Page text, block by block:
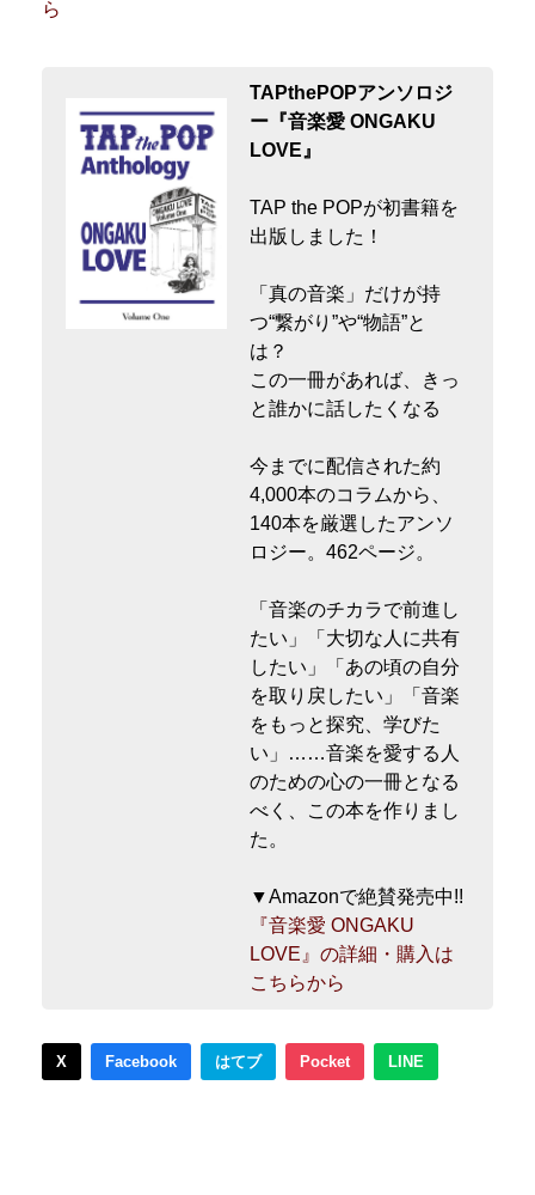
ら
TAPthePOPアンソロジ
ー『音楽愛 ONGAKU
LOVE』
TAP the POPが初書籍を
出版しました！
「真の音楽」だけが持
つ“繋がり”や“物語”と
は？
この一冊があれば、きっ
と誰かに話したくなる
今までに配信された約
4,000本のコラムから、
140本を厳選したアンソ
ロジー。462ページ。
「音楽のチカラで前進し
たい」「大切な人に共有
したい」「あの頃の自分
を取り戻したい」「音楽
をもっと探究、学びた
い」……音楽を愛する人
のための心の一冊となる
べく、この本を作りまし
た。
▼Amazonで絶賛発売中!!
『音楽愛 ONGAKU
LOVE』の詳細・購入は
こちらから
X Facebook はてブ Pocket LINE